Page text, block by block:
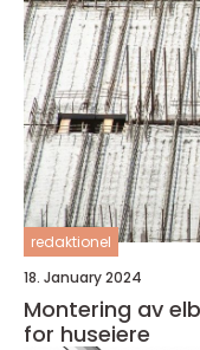
redaktionel
18. January 2024
Montering av
for huseiere